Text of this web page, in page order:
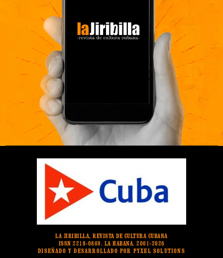
LA JIRIBILLA, REVISTA DE CULTURA CUBANA
ISSN 2218-0869. LA HABANA. 2001-2026
DISEÑADO Y DESARROLLADO POR PYXEL SOLUTIONS